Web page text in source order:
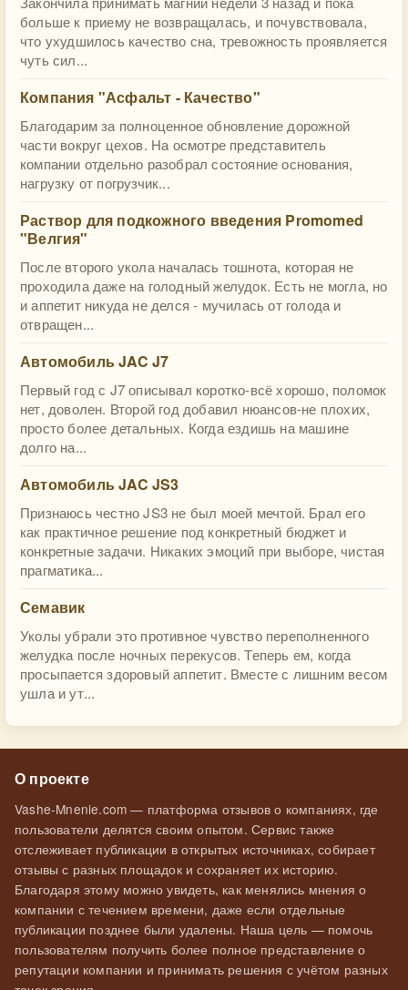
больше к приему не возвращалась, и почувствовала,
что ухудшилось качество сна, тревожность проявляется
чуть сил...
Компания "Асфальт - Качество"
Благодарим за полноценное обновление дорожной
части вокруг цехов. На осмотре представитель
компании отдельно разобрал состояние основания,
нагрузку от погрузчик...
Раствор для подкожного введения Promomed
"Велгия"
После второго укола началась тошнота, которая не
проходила даже на голодный желудок. Есть не могла, но
и аппетит никуда не делся - мучилась от голода и
отвращен...
Автомобиль JAC J7
Первый год с J7 описывал коротко-всё хорошо, поломок
нет, доволен. Второй год добавил нюансов-не плохих,
просто более детальных. Когда ездишь на машине
долго на...
Автомобиль JAC JS3
Признаюсь честно JS3 не был моей мечтой. Брал его
как практичное решение под конкретный бюджет и
конкретные задачи. Никаких эмоций при выборе, чистая
прагматика...
Семавик
Уколы убрали это противное чувство переполненного
желудка после ночных перекусов. Теперь ем, когда
просыпается здоровый аппетит. Вместе с лишним весом
ушла и ут...
О проекте
Vashe-Mnenie.com — платформа отзывов о компаниях, где
пользователи делятся своим опытом. Сервис также
отслеживает публикации в открытых источниках, собирает
отзывы с разных площадок и сохраняет их историю.
Благодаря этому можно увидеть, как менялись мнения о
компании с течением времени, даже если отдельные
публикации позднее были удалены. Наша цель — помочь
пользователям получить более полное представление о
репутации компании и принимать решения с учётом разных